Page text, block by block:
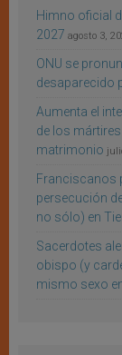
Himno oficial
2027 agosto 3,
ONU se
desaparecido
Aumenta el
de los
matrimonio
Franciscanos
persecución
no sólo) en
Sacerdotes
obispo (y
mismo sexo